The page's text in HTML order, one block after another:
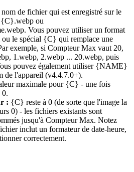
de fichier qui est enregistré sur le
{C}.webp ou
Vous pouvez utiliser un format
ou le spécial {C} qui remplace une
exemple, si Compteur Max vaut 20,
1.webp, 2.webp ... 20.webp, puis
pouvez également utiliser {NAME}
de l'appareil (v4.4.7.0+).
maximale pour {C} - une fois
0.
: {C} reste à 0 (de sorte que l'image la
0) - les fichiers existants sont
jusqu'à Compteur Max. Notez
inclut un formateur de date-heure,
correctement.